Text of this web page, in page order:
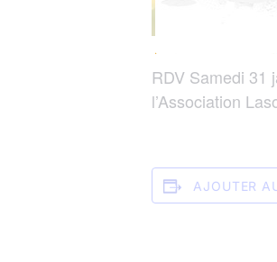
RDV Samedi 31
l’Association
AJOUTER